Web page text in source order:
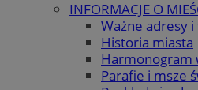
INFORMACJE O
Ważne adresy
Historia miasta
Harmonogram
Parafie i msze